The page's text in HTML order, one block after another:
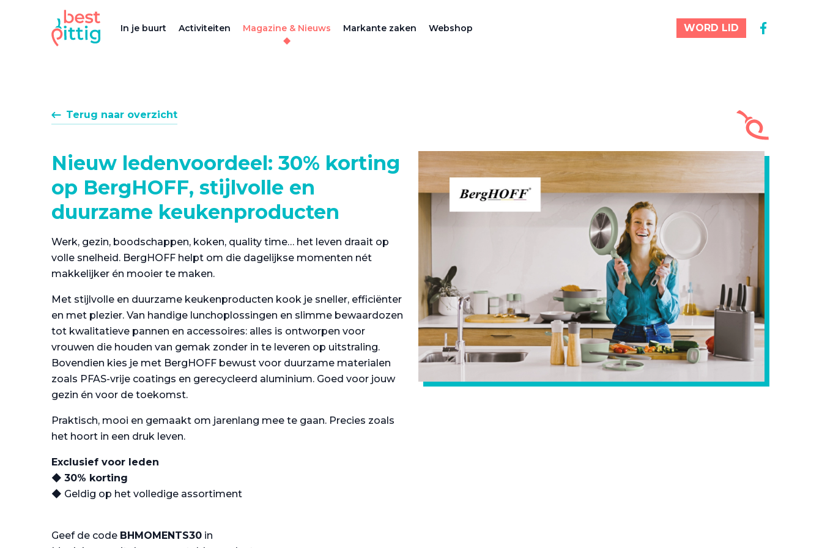
In je buurt Activiteiten Magazine & Nieuws Markante zaken Webshop WORD LID
Terug naar overzicht
Nieuw ledenvoordeel: 30% korting
op BergHOFF, stijlvolle en
duurzame keukenproducten
Werk, gezin, boodschappen, koken, quality time… het leven draait op
volle snelheid. BergHOFF helpt om die dagelijkse momenten nét
makkelijker én mooier te maken.
Met stijlvolle en duurzame keukenproducten kook je sneller, efficiënter
en met plezier. Van handige lunchoplossingen en slimme bewaardozen
tot kwalitatieve pannen en accessoires: alles is ontworpen voor
vrouwen die houden van gemak zonder in te leveren op uitstraling.
Bovendien kies je met BergHOFF bewust voor duurzame materialen
zoals PFAS-vrije coatings en gerecycleerd aluminium. Goed voor jouw
gezin én voor de toekomst.
Praktisch, mooi en gemaakt om jarenlang mee te gaan. Precies zoals
het hoort in een druk leven.
Exclusief voor leden
◆ 30% korting
◆ Geldig op het volledige assortiment
Geef de code BHMOMENTS30 in